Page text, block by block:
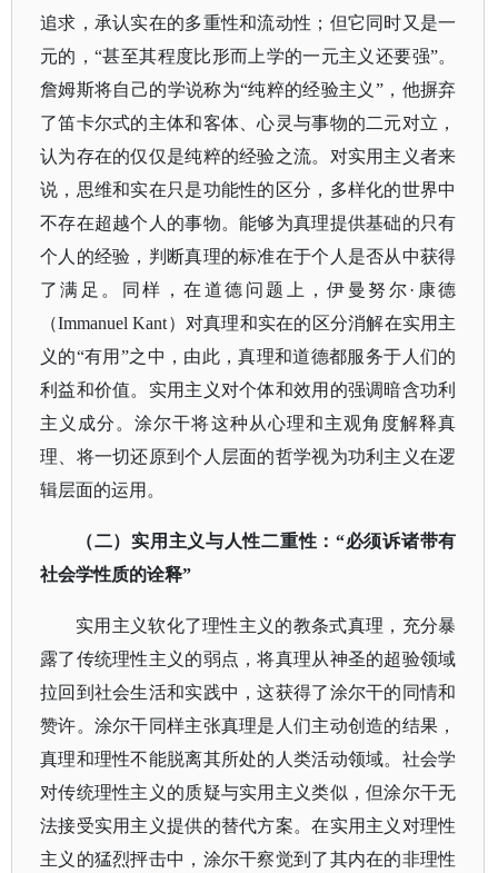
追求，承认实在的多重性和流动性；但它同时又是一
元的，“甚至其程度比形而上学的一元主义还要强”。
詹姆斯将自己的学说称为“纯粹的经验主义”，他摒弃
了笛卡尔式的主体和客体、心灵与事物的二元对立，
认为存在的仅仅是纯粹的经验之流。对实用主义者来
说，思维和实在只是功能性的区分，多样化的世界中
不存在超越个人的事物。能够为真理提供基础的只有
个人的经验，判断真理的标准在于个人是否从中获得
了满足。同样，在道德问题上，伊曼努尔·康德
（Immanuel Kant）对真理和实在的区分消解在实用主
义的“有用”之中，由此，真理和道德都服务于人们的
利益和价值。实用主义对个体和效用的强调暗含功利
主义成分。涂尔干将这种从心理和主观角度解释真
理、将一切还原到个人层面的哲学视为功利主义在逻
辑层面的运用。
（二）实用主义与人性二重性： “必须诉诸带有
社会学性质的诠释”
实用主义软化了理性主义的教条式真理，充分暴
露了传统理性主义的弱点，将真理从神圣的超验领域
拉回到社会生活和实践中，这获得了涂尔干的同情和
赞许。涂尔干同样主张真理是人们主动创造的结果，
真理和理性不能脱离其所处的人类活动领域。社会学
对传统理性主义的质疑与实用主义类似，但涂尔干无
法接受实用主义提供的替代方案。在实用主义对理性
主义的猛烈抨击中，涂尔干察觉到了其内在的非理性